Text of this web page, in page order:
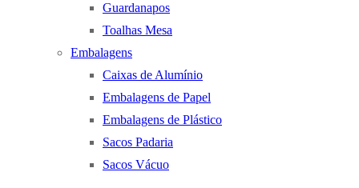
Guardanapos
Toalhas Mesa
Embalagens
Caixas de Alumínio
Embalagens de Papel
Embalagens de Plástico
Sacos Padaria
Sacos Vácuo